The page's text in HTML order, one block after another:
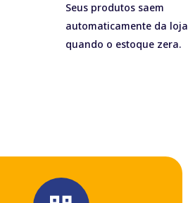
Seus produtos saem
automaticamente da loja
quando o estoque zera.